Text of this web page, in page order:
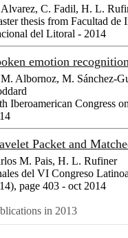
C. Fadil, H. L.
thesis from Facultad
del Litoral - 2014
emotion
Albornoz, M. Sánchez-
Iberoamerican Congress
Packet and
M. Pais, H. L. Rufiner
del VI Congreso
page 403 - oct 2014
in 2013